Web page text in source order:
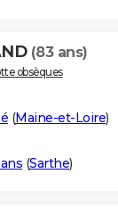
(83 ans)
obsèques
(Maine-et-Loire)
(Sarthe)